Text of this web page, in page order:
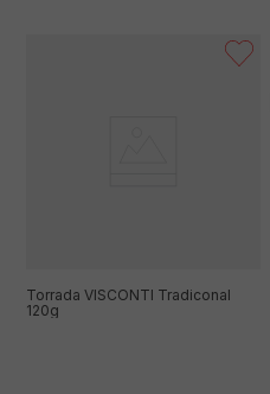
Torrada VISCONTI Tradiconal
120g